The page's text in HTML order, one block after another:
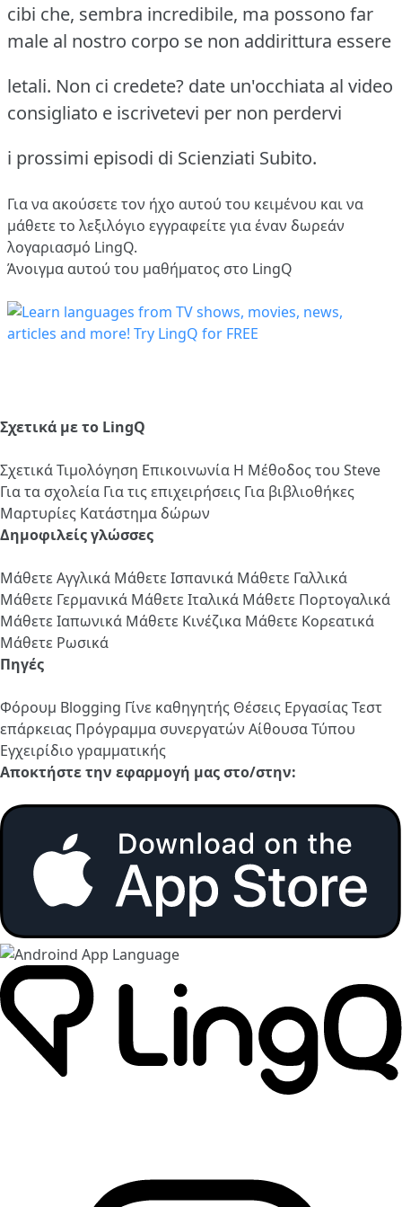
cibi che, sembra incredibile, ma possono far
male al nostro corpo se non addirittura essere
letali. Non ci credete? date un'occhiata al video
consigliato e iscrivetevi per non perdervi
i prossimi episodi di Scienziati Subito.
Για να ακούσετε τον ήχο αυτού του κειμένου και να
μάθετε το λεξιλόγιο εγγραφείτε για έναν δωρεάν
λογαριασμό LingQ.
Άνοιγμα αυτού του μαθήματος στο LingQ
Σχετικά με το LingQ
ΣχετικάΤιμολόγηση Επικοινωνία Η Μέθοδος του Steve
Για τα σχολεία Για τις επιχειρήσεις Για βιβλιοθήκες
Μαρτυρίες Κατάστημα δώρων
Δημοφιλείς γλώσσες
Μάθετε Αγγλικά Μάθετε Ισπανικά Μάθετε Γαλλικά
Μάθετε Γερμανικά Μάθετε Ιταλικά Μάθετε Πορτογαλικά
Μάθετε Ιαπωνικά Μάθετε Κινέζικα Μάθετε Κορεατικά
Μάθετε Ρωσικά
Πηγές
Φόρουμ Blogging Γίνε καθηγητής Θέσεις ΕργασίαςΤεστ
επάρκειας Πρόγραμμα συνεργατών Αίθουσα Τύπου
Εγχειρίδιο γραμματικής
Αποκτήστε την εφαρμογή μας στο/στην: